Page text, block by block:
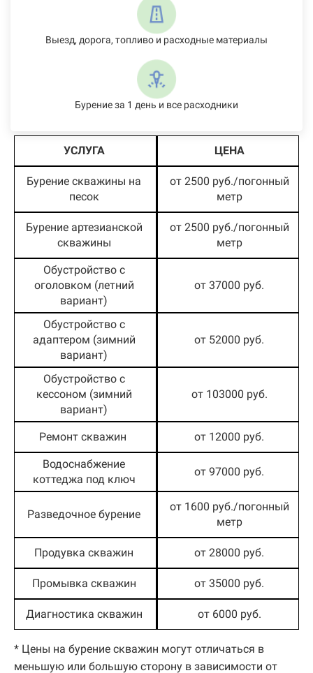
Выезд, дорога, топливо и расходные материалы
Бурение за 1 день и все расходники
УСЛУГА ЦЕНА
Бурение скважины на
песок
от 2500 руб./погонный
метр
Бурение артезианской
скважины
от 2500 руб./погонный
метр
Обустройство с
оголовком (летний
вариант)
от 37000 руб.
Обустройство с
адаптером (зимний
вариант)
от 52000 руб.
Обустройство с
кессоном (зимний
вариант)
от 103000 руб.
Ремонт скважин от 12000 руб.
Водоснабжение
коттеджа под ключ
от 97000 руб.
Разведочное бурение
от 1600 руб./погонный
метр
Продувка скважин от 28000 руб.
Промывка скважин от 35000 руб.
Диагностика скважин от 6000 руб.
* Цены на бурение скважин могут отличаться в
меньшую или большую сторону в зависимости от